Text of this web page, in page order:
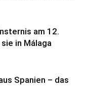
am 12.
in Málaga
Spanien – das